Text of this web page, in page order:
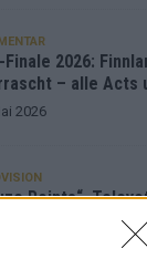
Finale 2026:
– alle Acts
2026
Points“,
der ESC-